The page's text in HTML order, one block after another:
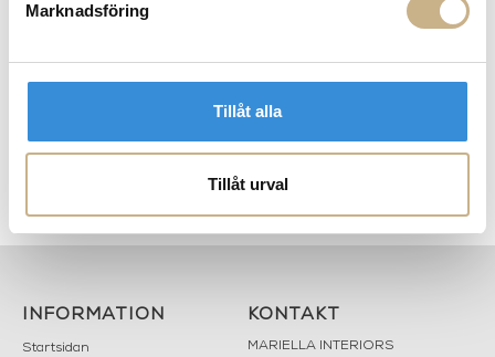
Marknadsföring
Tillåt alla
Tillåt urval
INFORMATION
Startsidan
KONTAKT
MARIELLA INTERIORS